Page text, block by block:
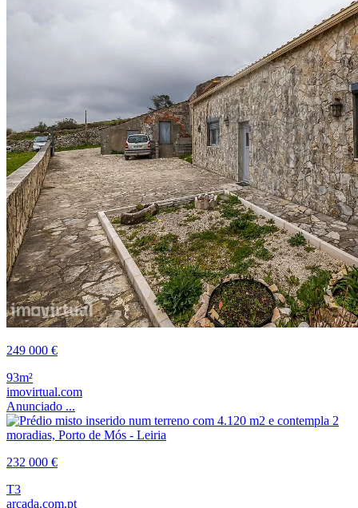
249 000 €
93m²
imovirtual.com
Anunciado ...
232 000 €
T3
arcada.com.pt